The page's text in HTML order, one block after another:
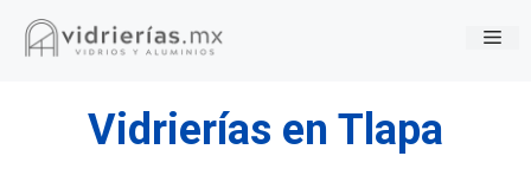
Saltar
Vidrierías en Tlapa